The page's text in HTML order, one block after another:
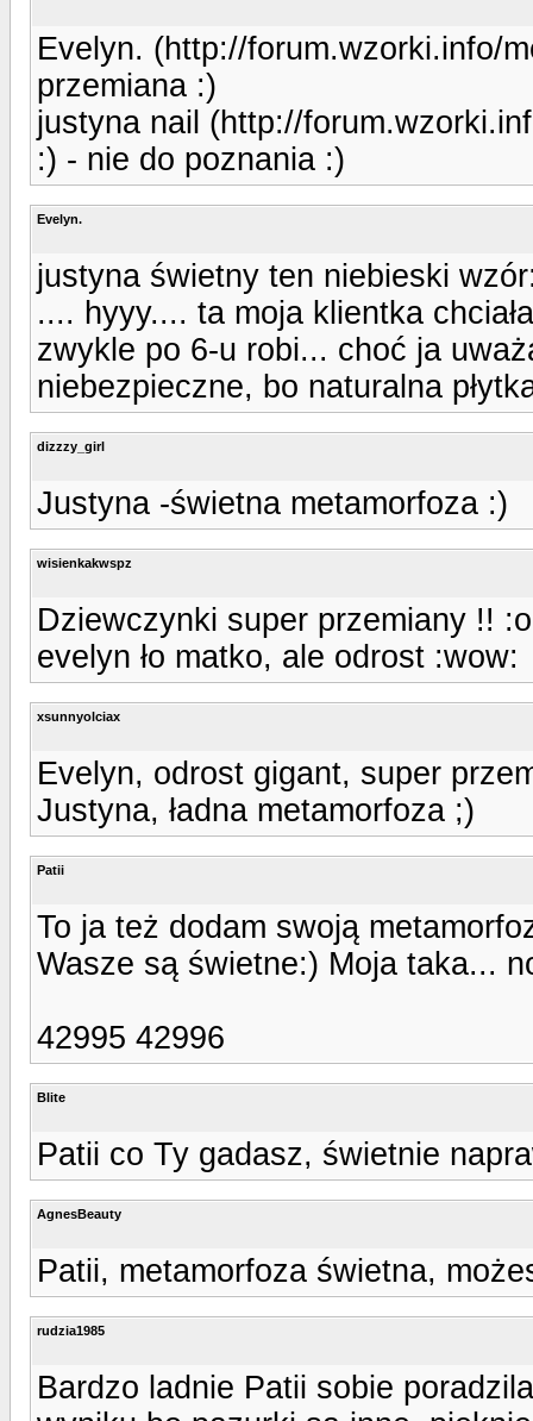
Evelyn. (http://forum.wzorki.info/
przemiana :)
justyna nail (http://
:) - nie do poznania :)
Evelyn.
justyna świetny ten niebieski
.... hyyy.... ta moja klientka
zwykle po 6-u robi... choć ja
niebezpieczne, bo naturalna
dizzzy_girl
Justyna -świetna metamorfoza :)
wisienkakwspz
Dziewczynki super przemiany !!
evelyn ło matko, ale odrost :wow:
xsunnyolciax
Evelyn, odrost gigant, super
Justyna, ładna metamorfoza ;)
Patii
To ja też dodam swoją
Wasze są świetne:) Moja taka...
42995 42996
Blite
Patii co Ty gadasz, świetnie
AgnesBeauty
Patii, metamorfoza świetna,
rudzia1985
Bardzo ladnie Patii sobie